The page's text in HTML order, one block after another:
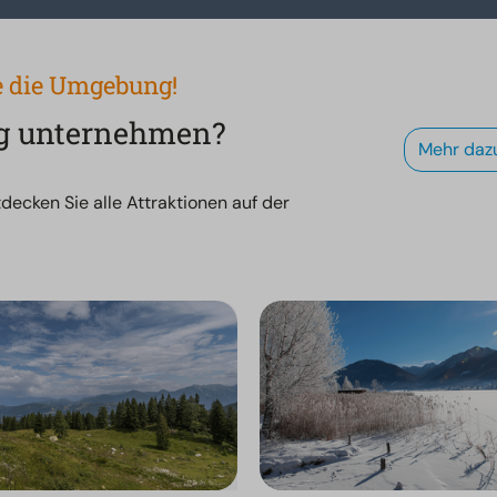
Umgebung!
unternehmen?
Sie alle Attraktionen auf der
Mehr